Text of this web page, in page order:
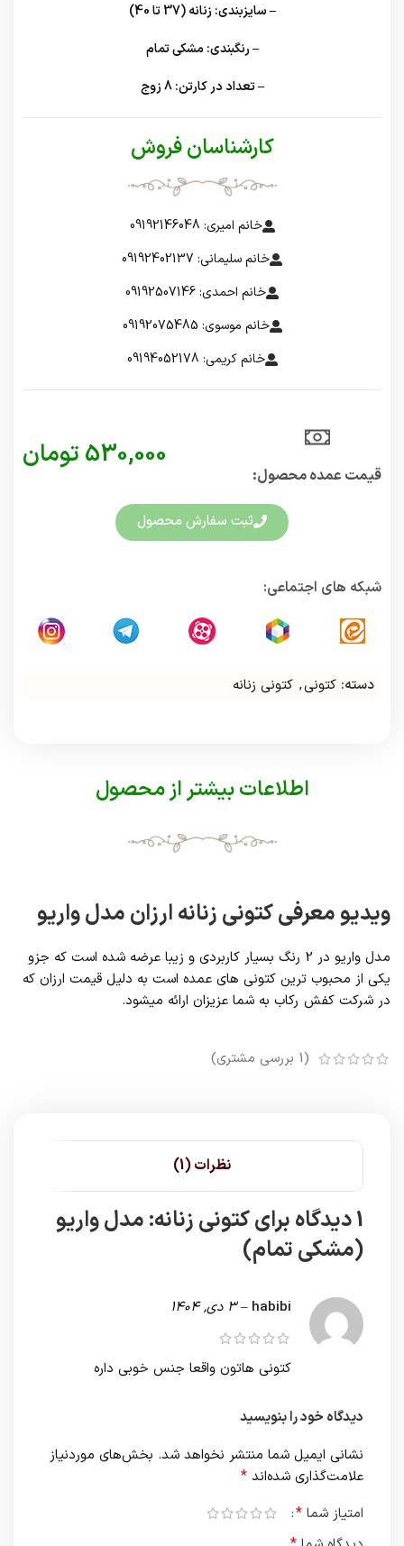
– سایزبندی: زنانه (37 تا 40)
– رنگبندی: مشکی تمام
– تعداد در کارتن: 8 زوج
کارشناسان فروش
خانم امیری: 09192146048
خانم سلیمانی: 09192402137
خانم احمدی: 09192507146
خانم موسوی: 09192075485
خانم کریمی: 09194052178
قیمت عمده محصول:​
530,000 تومان
ثبت سفارش محصول
شبکه های اجتماعی:
دسته: کتونی, کتونی زنانه
اطلاعات بیشتر از محصول
ویدیو معرفی کتونی زنانه ارزان مدل واریو
مدل واریو در 2 رنگ بسیار کاربردی و زیبا عرضه شده است که جزو
یکی از محبوب ترین کتونی های عمده است به دلیل قیمت ارزان که
در شرکت کفش رکاب به شما عزیزان ارائه میشود.
(
1 بررسی مشتری)
نظرات (1)
1 دیدگاه برای
کتونی زنانه: مدل واریو
(مشکی تمام)
habibi
– 3 دی, 1404
کتونی هاتون واقعا جنس خوبی داره
دیدگاه خود را بنویسید
نشانی ایمیل شما منتشر نخواهد شد. بخش‌های موردنیاز
علامت‌گذاری شده‌اند *
امتیاز شما *